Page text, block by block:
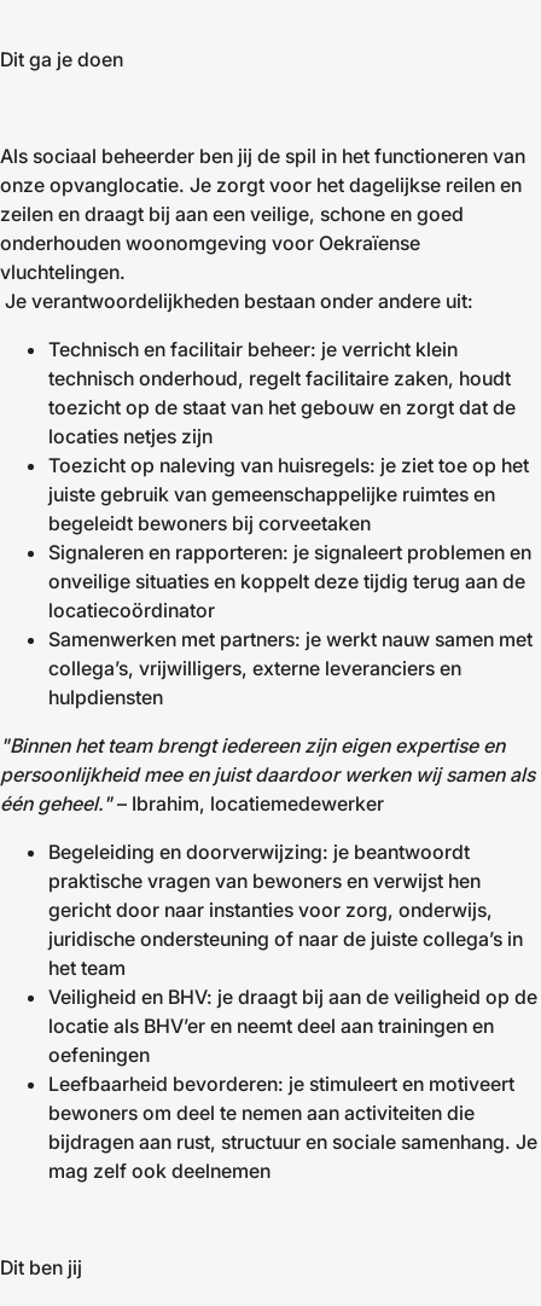
Dit ga je doen
Als sociaal beheerder ben jij de spil in het functioneren van
onze opvanglocatie. Je zorgt voor het dagelijkse reilen en
zeilen en draagt bij aan een veilige, schone en goed
onderhouden woonomgeving voor Oekraïense
vluchtelingen.
Je verantwoordelijkheden bestaan onder andere uit:
Technisch en facilitair beheer: je verricht klein
technisch onderhoud, regelt facilitaire zaken, houdt
toezicht op de staat van het gebouw en zorgt dat de
locaties netjes zijn
Toezicht op naleving van huisregels: je ziet toe op het
juiste gebruik van gemeenschappelijke ruimtes en
begeleidt bewoners bij corveetaken
Signaleren en rapporteren: je signaleert problemen en
onveilige situaties en koppelt deze tijdig terug aan de
locatiecoördinator
Samenwerken met partners: je werkt nauw samen met
collega’s, vrijwilligers, externe leveranciers en
hulpdiensten
"Binnen het team brengt iedereen zijn eigen expertise en
persoonlijkheid mee en juist daardoor werken wij samen als
één geheel."– Ibrahim, locatiemedewerker
Begeleiding en doorverwijzing: je beantwoordt
praktische vragen van bewoners en verwijst hen
gericht door naar instanties voor zorg, onderwijs,
juridische ondersteuning of naar de juiste collega’s in
het team
Veiligheid en BHV: je draagt bij aan de veiligheid op de
locatie als BHV’er en neemt deel aan trainingen en
oefeningen
Leefbaarheid bevorderen: je stimuleert en motiveert
bewoners om deel te nemen aan activiteiten die
bijdragen aan rust, structuur en sociale samenhang. Je
mag zelf ook deelnemen
Dit ben jij